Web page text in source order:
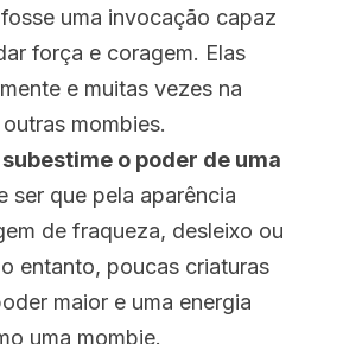
uma invocação capaz
força e coragem. Elas
e muitas vezes na
mombies.
o poder de uma
ser que pela aparência
de fraqueza, desleixo ou
entanto, poucas criaturas
maior e uma energia
uma mombie.